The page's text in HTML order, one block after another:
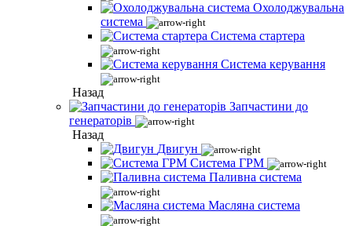
Охолоджувальна
система
Система стартера
Система керування
Назад
Запчастини до
генераторів
Назад
Двигун
Система ГРМ
Паливна система
Масляна система